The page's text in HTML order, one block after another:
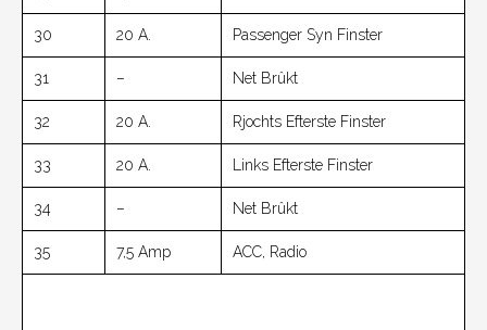
30 20 A. Passenger Syn Finster
31 – Net Brûkt
32 20 A. Rjochts Efterste Finster
33 20 A. Links Efterste Finster
34 – Net Brûkt
35 7,5 Amp ACC, Radio